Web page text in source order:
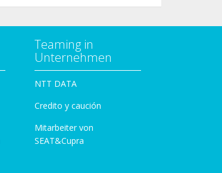
Teaming in
Unternehmen
NTT DATA
Credito y caución
Mitarbeiter von
SEAT&Cupra